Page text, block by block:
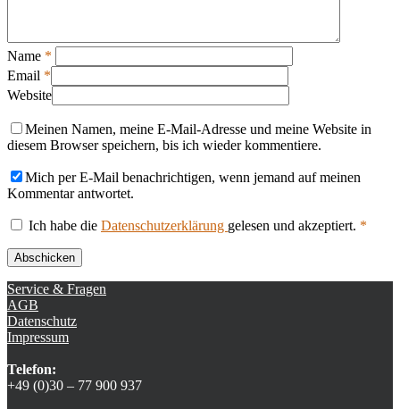
Name *
Email *
Website
Meinen Namen, meine E-Mail-Adresse und meine Website in
diesem Browser speichern, bis ich wieder kommentiere.
Mich per E-Mail benachrichtigen, wenn jemand auf meinen
Kommentar antwortet.
Ich habe die Datenschutzerklärung gelesen und akzeptiert. *
Service & Fragen
AGB
Datenschutz
Impressum
Telefon:
+49 (0)30 – 77 900 937